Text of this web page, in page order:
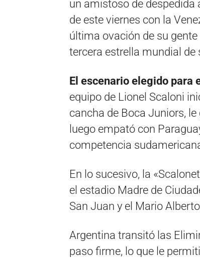
un amistoso de despedida
de este viernes con la
última ovación de su
tercera estrella mundial de
El escenario elegido para
equipo de Lionel Scaloni
cancha de Boca Juniors,
luego empató con
competencia
En lo sucesivo, la
el estadio Madre de
San Juan y el Mario
Argentina transitó las
paso firme, lo que le